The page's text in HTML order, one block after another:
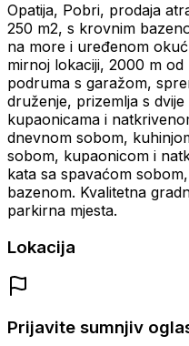
Opatija, Pobri, prodaja
250 m2, s krovnim
na more i uređenom
mirnoj lokaciji, 2000 m od
podruma s garažom,
druženje, prizemlja s
kupaonicama i
dnevnom sobom,
sobom, kupaonicom i
kata sa spavaćom
bazenom. Kvalitetna
parkirna mjesta.
Lokacija
Prijavite sumnjiv